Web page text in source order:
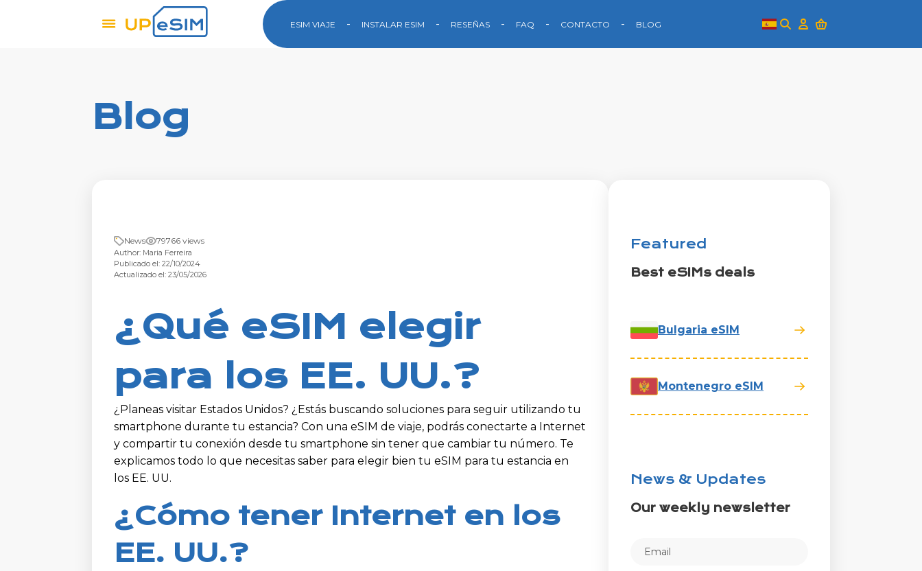
ESIM VIAJE INSTALAR ESIM RESEÑAS FAQ CONTACTO BLOG
Blog
News 79766 views
Author: Maria Ferreira
Publicado el: 22/10/2024
Actualizado el: 23/05/2026
¿Qué eSIM elegir
para los EE. UU.?
¿Planeas visitar Estados Unidos? ¿Estás buscando soluciones para seguir utilizando tu
smartphone durante tu estancia? Con una eSIM de viaje, podrás conectarte a Internet
y compartir tu conexión desde tu smartphone sin tener que cambiar tu número. Te
explicamos todo lo que necesitas saber para elegir bien tu eSIM para tu estancia en
los EE. UU.
¿Cómo tener Internet en los
EE. UU.?
Featured
Best eSIMs deals
Bulgaria eSIM
Montenegro eSIM
News & Updates
Our weekly newsletter